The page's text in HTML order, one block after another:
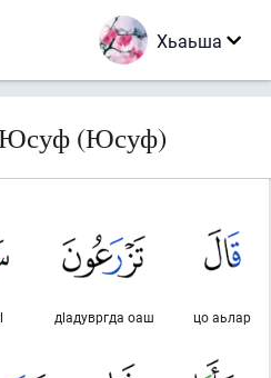
Хьаьша
Юсуф (Юсуф)
цо аьлар
дlадувргда оаш